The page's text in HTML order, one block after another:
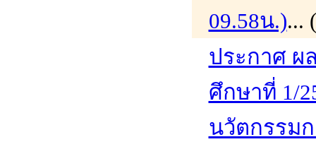
09.58น.)...
ประกาศ ผ
ศึกษาที่ 1/
นวัตกรรม